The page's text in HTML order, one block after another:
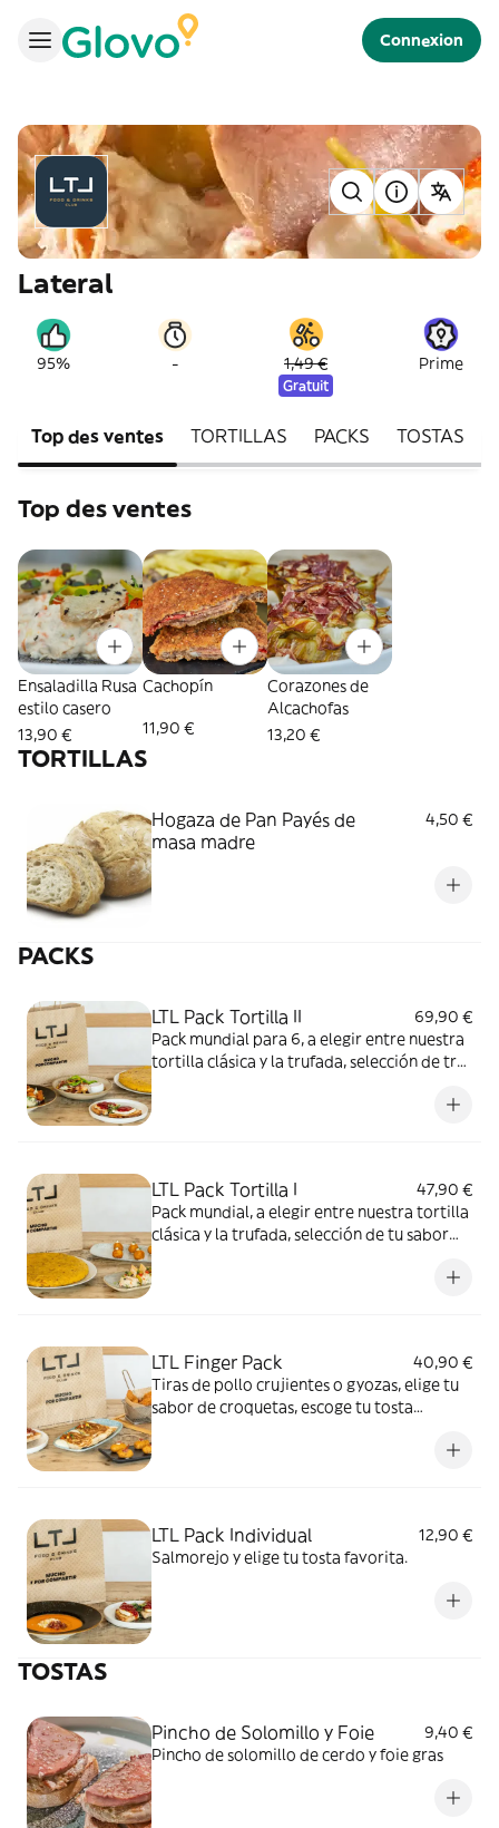
Connexion
Lateral
95% - 1,49 €
Gratuit
Prime
Top des ventes TORTILLAS PACKS TOSTAS
Top des ventes
Ensaladilla Rusa
estilo casero
13,90 €
Cachopín
11,90 €
Corazones de
Alcachofas
13,20 €
TORTILLAS
Hogaza de Pan Payés de
masa madre
4,50 €
PACKS
LTL Pack Tortilla II
69,90 €
Pack mundial para 6, a elegir entre nuestra
tortilla clásica y la trufada, selección de tres
nuestros clásicos y una ensalada cesar para
LTL Pack Tortilla I
47,90 €
Pack mundial, a elegir entre nuestra tortilla
clásica y la trufada, selección de tu sabor
LTL Finger Pack
40,90 €
Tiras de pollo crujientes o gyozas, elige tu
sabor de croquetas, escoge tu tosta
LTL Pack Individual
12,90 €
Salmorejo y elige tu tosta favorita.
TOSTAS
Pincho de Solomillo y Foie
9,40 €
Pincho de solomillo de cerdo y foie gras